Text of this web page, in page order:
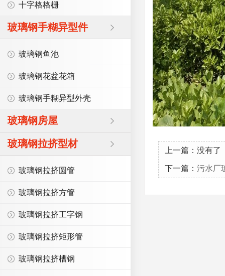
十字格格栅
玻璃钢手糊异型件
玻璃钢鱼池
玻璃钢花盆花箱
玻璃钢手糊异型外壳
玻璃钢房屋
玻璃钢拉挤型材
玻璃钢拉挤圆管
玻璃钢拉挤方管
玻璃钢拉挤工字钢
玻璃钢拉挤矩形管
玻璃钢拉挤槽钢
上一篇：没有了
下一篇： 污水厂